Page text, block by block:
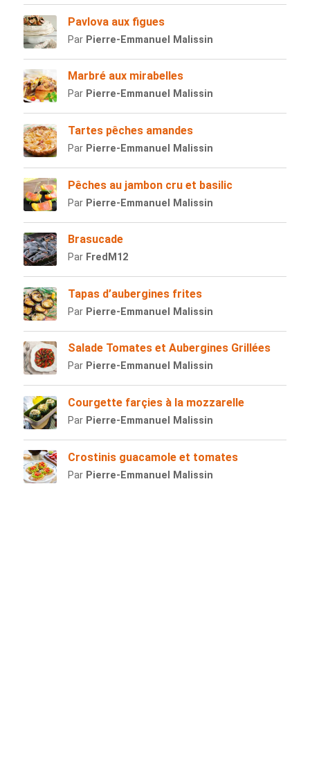
Pavlova aux figues
Par Pierre-Emmanuel Malissin
Marbré aux mirabelles
Par Pierre-Emmanuel Malissin
Tartes pêches amandes
Par Pierre-Emmanuel Malissin
Pêches au jambon cru et basilic
Par Pierre-Emmanuel Malissin
Brasucade
Par FredM12
Tapas d’aubergines frites
Par Pierre-Emmanuel Malissin
Salade Tomates et Aubergines Grillées
Par Pierre-Emmanuel Malissin
Courgette farçies à la mozzarelle
Par Pierre-Emmanuel Malissin
Crostinis guacamole et tomates
Par Pierre-Emmanuel Malissin